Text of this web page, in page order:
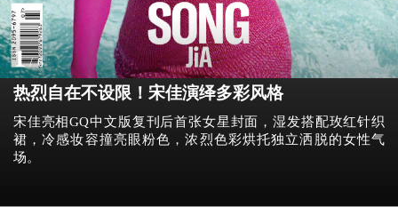
1 / 6
热烈自在不设限！宋佳演绎多彩风格
宋佳亮相GQ中文版复刊后首张女星封面，湿发搭配玫红针织
裙，冷感妆容撞亮眼粉色，浓烈色彩烘托独立洒脱的女性气
场。